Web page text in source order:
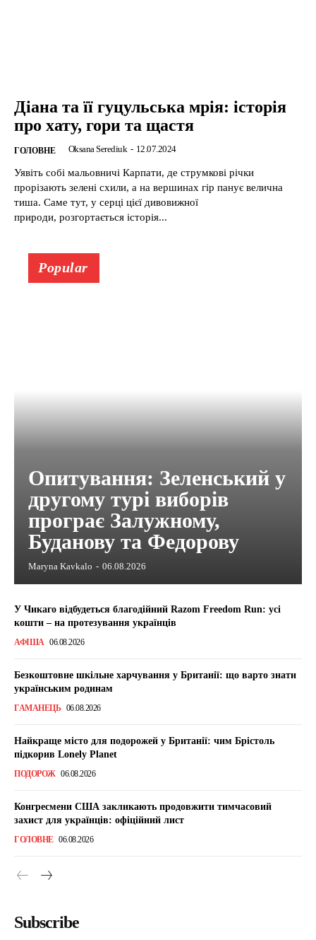
Діана та її гуцульська мрія: історія
про хату, гори та щастя
ГОЛОВНЕ Oksana Serediuk - 12.07.2024
Уявіть собі мальовничі Карпати, де струмкові річки
прорізають зелені схили, а на вершинах гір панує велична
тиша. Саме тут, у серці цієї дивовижної
природи, розгортається історія...
Popular
Опитування: Зеленський у
другому турі виборів
програє Залужному,
Буданову та Федорову
Maryna Kavkalo - 06.08.2026
У Чикаго відбудеться благодійний Razom Freedom Run: усі
кошти – на протезування українців
АФІША 06.08.2026
Безкоштовне шкільне харчування у Британії: що варто знати
українським родинам
ГАМАНЕЦЬ 06.08.2026
Найкраще місто для подорожей у Британії: чим Брістоль
підкорив Lonely Planet
ПОДОРОЖ 06.08.2026
Конгресмени США закликають продовжити тимчасовий
захист для українців: офіційний лист
ГОЛОВНЕ 06.08.2026
Subscribe